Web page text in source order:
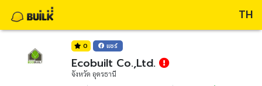
TH
0 แชร์
Ecobuilt Co.,Ltd.
จังหวัด อุดรธานี